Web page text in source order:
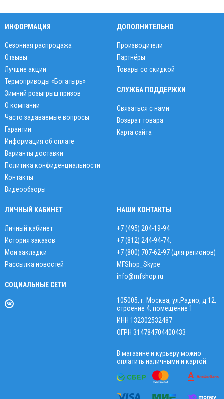
ИНФОРМАЦИЯ
Сезонная распродажа
Отзывы
Лучшие акции
Термоприводы «Богатырь»
Зимний розыгрыш призов
О компании
Часто задаваемые вопросы
Гарантии
Информация об оплате
Варианты доставки
Политика конфиденциальности
Контакты
Видеообзоры
ДОПОЛНИТЕЛЬНО
Производители
Партнёры
Товары со скидкой
СЛУЖБА ПОДДЕРЖКИ
Связаться с нами
Возврат товара
Карта сайта
ЛИЧНЫЙ КАБИНЕТ
Личный кабинет
История заказов
Мои закладки
Рассылка новостей
СОЦИАЛЬНЫЕ СЕТИ
НАШИ КОНТАКТЫ
+7 (495) 204-19-94
+7 (812) 244-94-74,
+7 (800) 707-62-97 (для регионов)
MFShop_Skype
info@mfshop.ru
105005, г. Москва, ул.Радио, д.12,
строение 4, помещение 1
ИНН 132302532487
ОГРН 314784704400433
В магазине и курьеру можно
оплатить наличными и картой.